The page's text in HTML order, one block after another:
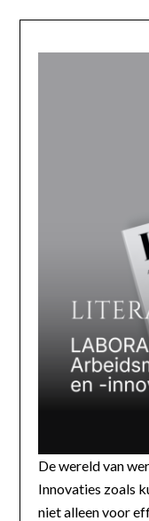
De wereld van
Innovaties zoals
niet alleen voor